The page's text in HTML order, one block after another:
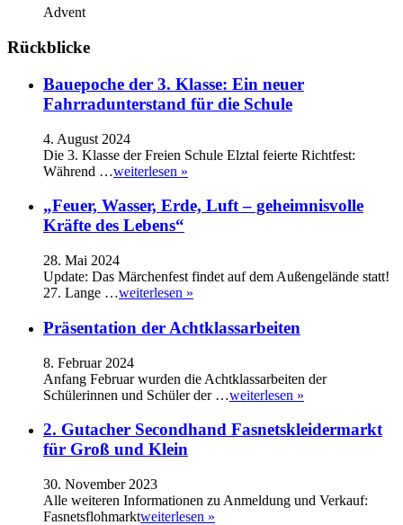
Advent
Rückblicke
Bauepoche der 3. Klasse: Ein neuer
Fahrradunterstand für die Schule
4. August 2024
Die 3. Klasse der Freien Schule Elztal feierte Richtfest:
Während …weiterlesen »
„Feuer, Wasser, Erde, Luft – geheimnisvolle
Kräfte des Lebens“
28. Mai 2024
Update: Das Märchenfest findet auf dem Außengelände statt!
27. Lange …weiterlesen »
Präsentation der Achtklassarbeiten
8. Februar 2024
Anfang Februar wurden die Achtklassarbeiten der
Schülerinnen und Schüler der …weiterlesen »
2. Gutacher Secondhand Fasnetskleidermarkt
für Groß und Klein
30. November 2023
Alle weiteren Informationen zu Anmeldung und Verkauf:
Fasnetsflohmarktweiterlesen »